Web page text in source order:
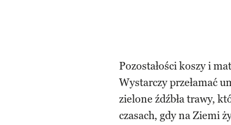
Pozostałości koszy i
Wystarczy przełamać
zielone źdźbła trawy,
czasach, gdy na Ziemi